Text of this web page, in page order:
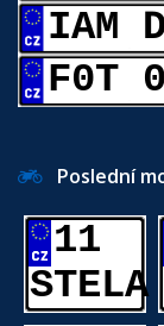
IAM
F0T
Poslední
11
STELA